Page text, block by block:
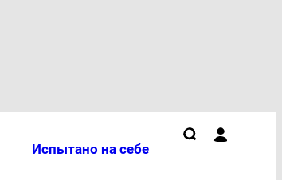
Испытано на себе